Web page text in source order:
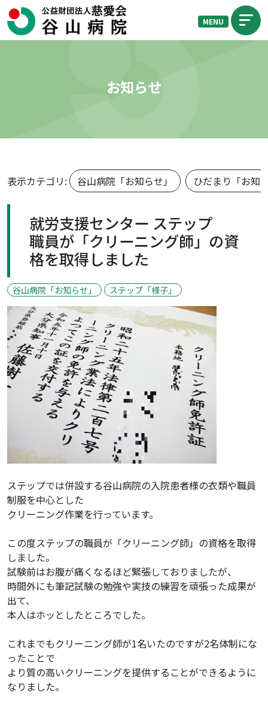
MENU
お知らせ
表示カテゴリ: 谷山病院「お知らせ」 ひだまり「お知
就労支援センター ステップ
職員が「クリーニング師」の資
格を取得しました
谷山病院「お知らせ」 ステップ「様子」
ステップでは併設する谷山病院の入院患者様の衣類や職員
制服を中心とした
クリーニング作業を行っています。
この度ステップの職員が「クリーニング師」の資格を取得
しました。
試験前はお腹が痛くなるほど緊張しておりましたが、
時間外にも筆記試験の勉強や実技の練習を頑張った成果が
出て、
本人はホッとしたところでした。
これまでもクリーニング師が1名いたのですが2名体制にな
ったことで
より質の高いクリーニングを提供することができるように
なりました。